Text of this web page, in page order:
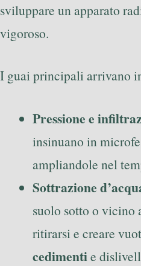
sviluppare un apparato
vigoroso.
I guai principali arrivano
Pressione e
insinuano in
ampliandole nel
Sottrazione
suolo sotto o vicino
ritirarsi e creare
cedimentie